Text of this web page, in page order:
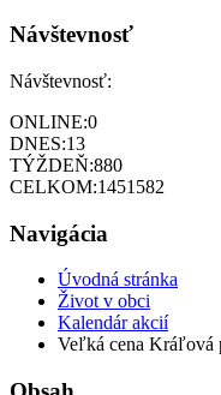
Návštevnosť
Návštevnosť:
ONLINE:0
DNES:13
TÝŽDEŇ:880
CELKOM:1451582
Navigácia
Úvodná stránka
Život v obci
Kalendár akcií
Veľká cena Kráľová